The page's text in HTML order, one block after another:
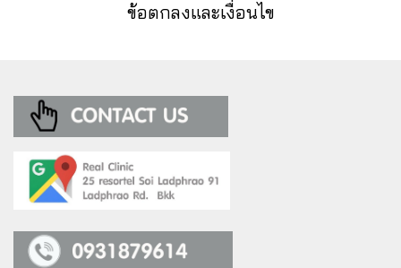
ข้อตกลงและเงื่อนไข